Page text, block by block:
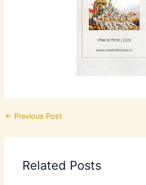
← Previous Post
Related Posts